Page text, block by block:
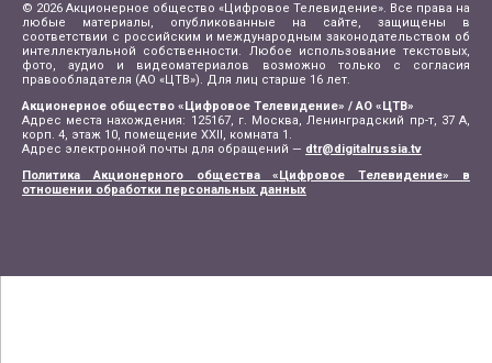
© 2026 Акционерное общество «Цифровое Телевидение». Все права на
любые материалы, опубликованные на сайте, защищены в
соответствии с российским и международным законодательством об
интеллектуальной собственности. Любое использование текстовых,
фото, аудио и видеоматериалов возможно только с согласия
правообладателя (АО «ЦТВ»). Для лиц старше 16 лет.
Акционерное общество «Цифровое Телевидение» / АО «ЦТВ»
Адрес места нахождения: 125167, г. Москва, Ленинградский пр-т, 37 А,
корп. 4, этаж 10, помещение XXII, комната 1.
Адрес электронной почты для обращений — dtr@digitalrussia.tv
Политика Акционерного общества «Цифровое Телевидение» в
отношении обработки персональных данных